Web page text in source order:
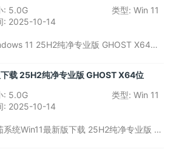
，使得系统更加轻量化，适合对性能要求
的用户。
: 5.0G 类型: Win 11
: 2025-10-14
11 25H2纯净专业版 GHOST X64位
更便于普通用户快速安装，而通过GHOST
提供的便捷安装方式，能够大幅减少系统
的时间和复杂度。
载 25H2纯净专业版 GHOST X64位
: 5.0G 类型: Win 11
: 2025-10-14
系统Win11最新版下载 25H2纯净专业版 G